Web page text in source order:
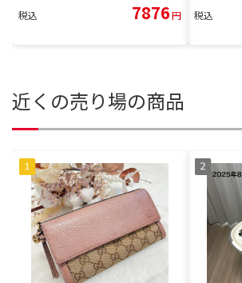
税込 7876円 税込
近くの売り場の商品